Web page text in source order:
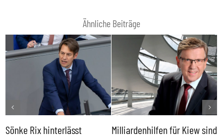
Ähnliche Beiträge
Sönke Rix hinterlässt
Milliardenhilfen für Kiew sind